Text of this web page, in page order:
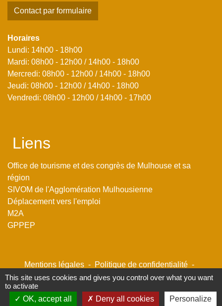
Contact par formulaire
Horaires
Lundi: 14h00 - 18h00
Mardi: 08h00 - 12h00 / 14h00 - 18h00
Mercredi: 08h00 - 12h00 / 14h00 - 18h00
Jeudi: 08h00 - 12h00 / 14h00 - 18h00
Vendredi: 08h00 - 12h00 / 14h00 - 17h00
Liens
Office de tourisme et des congrès de Mulhouse et sa
région
SIVOM de l'Agglomération Mulhousienne
Déplacement vers l'emploi
M2A
GPPEP
Mentions légales - Politique de confidentialité -
Accessibilité - Plan du site - Gestion des cookies
Site créé en partenariat avec Réseau des Communes
This site uses cookies and gives you control over what you want
to activate
OK, accept all
Deny all cookies Personalize